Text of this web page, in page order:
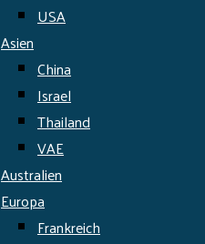
USA
Asien
China
Israel
Thailand
VAE
Australien
Europa
Frankreich